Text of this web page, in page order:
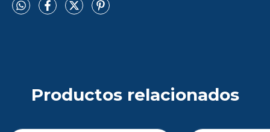
Productos relacionados